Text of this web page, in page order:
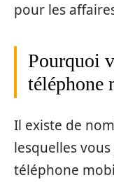
pour les
Pourquoi
téléphone
Il existe de
lesquelles
téléphone